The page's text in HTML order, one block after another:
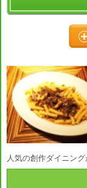
人気の創作ダイニン